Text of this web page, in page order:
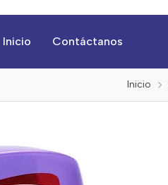
Inicio Contáctanos
Inicio